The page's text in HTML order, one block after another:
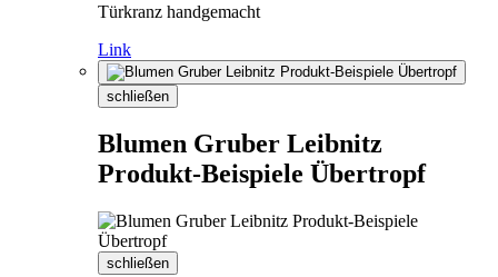
Türkranz handgemacht
Link
schließen
Blumen Gruber Leibnitz
Produkt-Beispiele Übertropf
schließen